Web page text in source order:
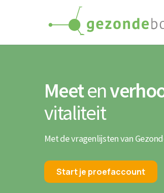
Meeten
vitaliteit
Met de vragenlijsten van
Start je proefaccount